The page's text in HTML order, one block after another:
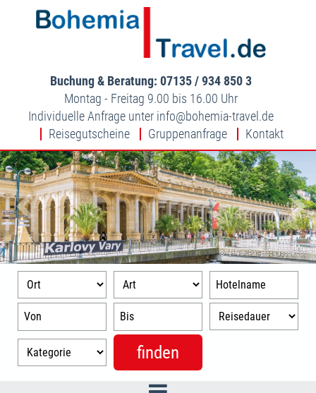
Buchung & Beratung: 07135 / 934 850 3
Montag - Freitag 9.00 bis 16.00 Uhr
Individuelle Anfrage unter info
bohemia-travel.de
Reisegutscheine
Gruppenanfrage Kontakt
© refresh(PIX)-stock.adobe.com